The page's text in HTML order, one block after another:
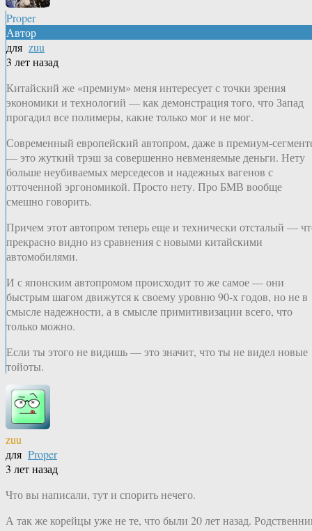
Proper
Автор
для zuu
3 лет назад
Китайский же «премиум» меня интересует с точки зрения
экономики и технологий — как демонстрация того, что Запад
прогадил все полимеры, какие только мог и не мог.
Современный европейский автопром, даже в премиум-
— это жуткий трэш за совершенно невменяемые деньги. Нету
больше неубиваемых мерседесов и надежных вагенов с
отточенной эргономикой. Просто нету. Про БМВ вообще
смешно говорить.
Причем этот автопром теперь еще и технически отсталый —
прекрасно видно из сравнения с новыми китайскими
автомобилями.
И с японским автопромом происходит то же самое — они
быстрым шагом движутся к своему уровню 90-х годов, но не в
смысле надежности, а в смысле примитивизации всего, что
только можно.
Если ты этого не видишь — это значит, что ты не видел новые
тойоты.
zuu
для Proper
3 лет назад
Что вы написали, тут и спорить нечего.
А так же корейцы уже не те, что были 20 лет назад.